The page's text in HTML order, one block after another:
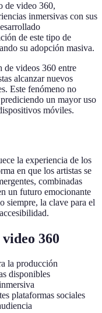
de video 360,
inmersivas con sus
de este tipo de
su adopción masiva.
de videos 360 entre
alcanzar nuevos
Este fenómeno no
un mayor uso
móviles.
la experiencia de los
en que los artistas se
combinadas
un futuro emocionante
siempre, la clave para el
360
la producción
disponibles
plataformas sociales